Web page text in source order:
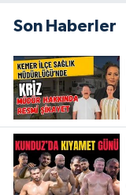
Son Haberler